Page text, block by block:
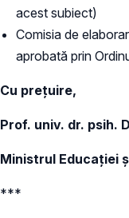
acest subiect)
Comisia de
aprobată prin
Cu prețuire,
Prof. univ. dr. psih.
Ministrul Educației
***